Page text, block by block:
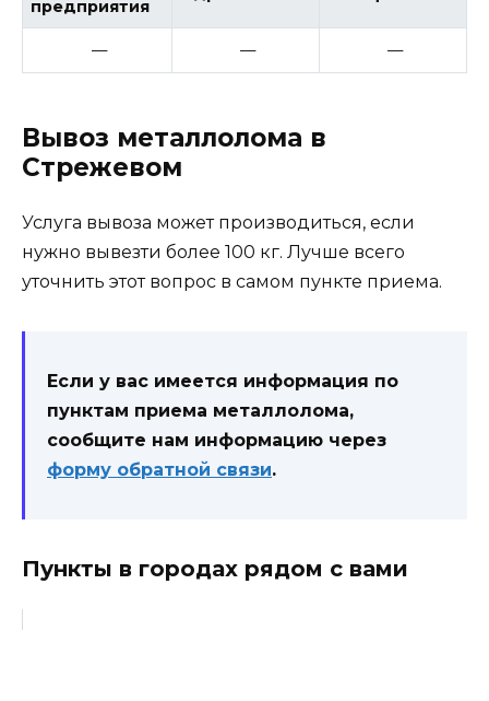
предприятия
— — —
Вывоз металлолома в
Стрежевом
Услуга вывоза может производиться, если
нужно вывезти более 100 кг. Лучше всего
уточнить этот вопрос в самом пункте приема.
Если у вас имеется информация по
пунктам приема металлолома,
сообщите нам информацию через
форму обратной связи.
Пункты в городах рядом с вами